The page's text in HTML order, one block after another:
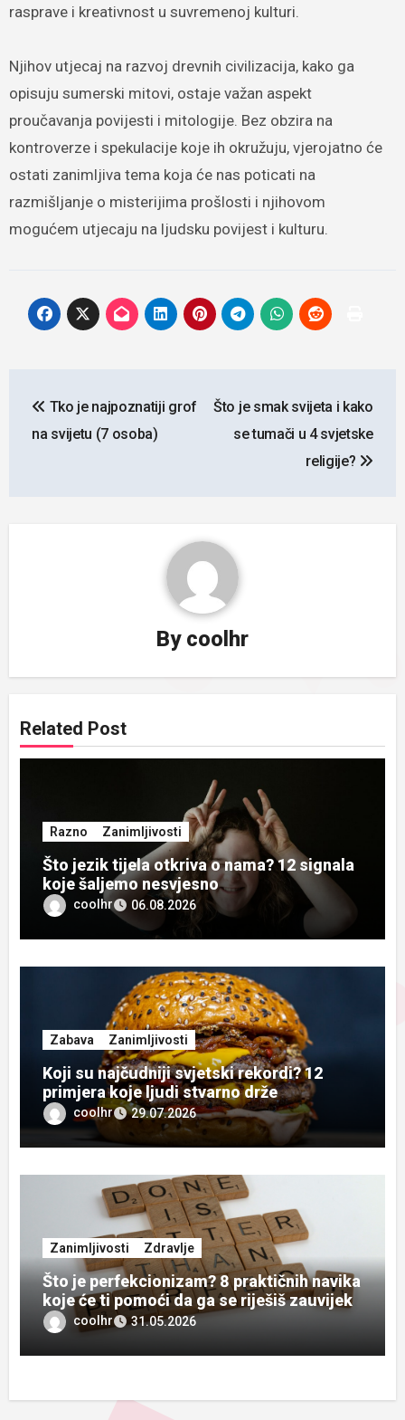
rasprave i kreativnost u suvremenoj kulturi.
Njihov utjecaj na razvoj drevnih civilizacija, kako ga
opisuju sumerski mitovi, ostaje važan aspekt
proučavanja povijesti i mitologije. Bez obzira na
kontroverze i spekulacije koje ih okružuju, vjerojatno će
ostati zanimljiva tema koja će nas poticati na
razmišljanje o misterijima prošlosti i njihovom
mogućem utjecaju na ljudsku povijest i kulturu.
objava
Tko je najpoznatiji grof
na svijetu (7 osoba)
Što je smak svijeta i kako
se tumači u 4 svjetske
religije?
By coolhr
Related Post
Razno Zanimljivosti
Što jezik tijela otkriva o nama? 12 signala
koje šaljemo nesvjesno
coolhr 06.08.2026
Zabava Zanimljivosti
Koji su najčudniji svjetski rekordi? 12
primjera koje ljudi stvarno drže
coolhr 29.07.2026
Zanimljivosti Zdravlje
Što je perfekcionizam? 8 praktičnih navika
koje će ti pomoći da ga se riješiš zauvijek
coolhr 31.05.2026